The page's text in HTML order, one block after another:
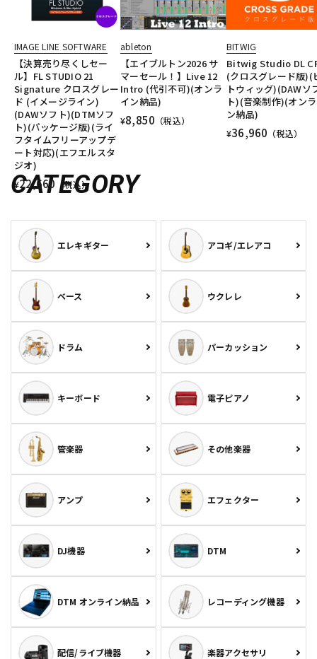
IMAGE LINE SOFTWARE
【決算売り尽くしセー
ル】FL STUDIO 21
Signature クロスグレー
ド (イメージライン)
(DAWソフト)(DTMソフ
ト)(パッケージ版)(ライ
フタイムフリーアップデ
ート対応)(エフエルスタ
ジオ)
¥22,660 （税込）
ableton
【エイブルトン2026 サ
マーセール！】Live 12
Intro (代引不可)(オンラ
イン納品)
¥8,850 （税込）
BITWIG
Bitwig Studio DL
(クロスグレード版)(
トウィッグ)(DAWソ
ト)(音楽制作)(オン
ン納品)
¥36,960 （税込）
CATEGORY
エレキギター アコギ/エレアコ
ベース ウクレレ
ドラム パーカッション
キーボード 電子ピアノ
管楽器 その他楽器
アンプ エフェクター
DJ機器 DTM
DTM オンライン納品 レコーディング機器
配信/ライブ機器 楽器アクセサリ